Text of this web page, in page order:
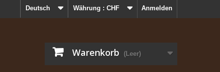
Anmelden
Währung : CHF
Deutsch
Warenkorb (Leer)